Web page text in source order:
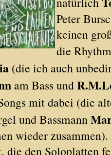
Peter
keinen
die
(die ich auch
am Bass und
mit dabei (die
und Bassmann
wieder
die den Soloplatten